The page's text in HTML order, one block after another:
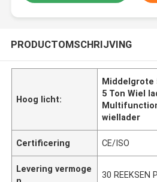
PRODUCTOMSCHRIJVING
Hoog licht:
Middelgrote
5 Ton Wiel
wiellader
Certificering CE/ISO
Levering vermoge
30 REEKSEN